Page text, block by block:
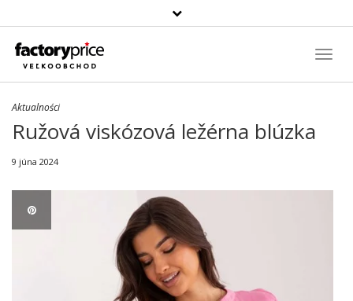
Szukaj
produktu
Aktualności
Ružová viskózová ležérna blúzka
9 júna 2024